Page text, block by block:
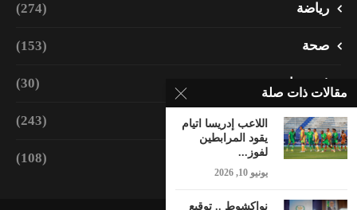
رياضة (274)
صحة (153)
فيديوهات (30)
مجتمع (243)
منوعات (108)
مقالات ذات صلة
اللاعب إدريسا اتيام
يقود المرابطين
لفوز...
يونيو 10, 2026
نواكشوط .. توقيع